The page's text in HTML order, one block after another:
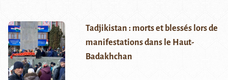
Tadjikistan : morts et blessés lors de
manifestations dans le Haut-
Badakhchan